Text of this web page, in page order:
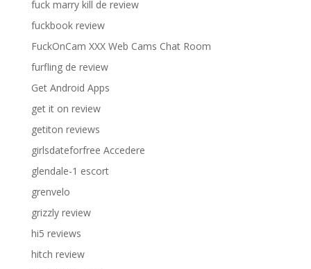
fuck marry kill de review
fuckbook review
FuckOnCam XXX Web Cams Chat Room
furfling de review
Get Android Apps
get it on review
getiton reviews
girlsdateforfree Accedere
glendale-1 escort
grenvelo
grizzly review
hi5 reviews
hitch review